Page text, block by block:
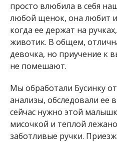
просто влюбила в себя
любой щенок, она любит
когда ее держат на
животик. В общем,
девочка, но приучение к
не помешают.
Мы обработали Бусинку
анализы, обследовали ее
сейчас нужно этой
мисочкой и теплой
заботливые ручки.